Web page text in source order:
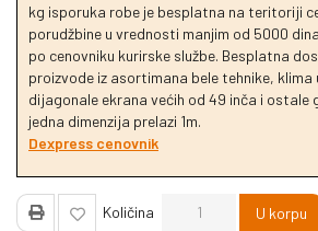
kg isporuka robe je besplatna na teritoriji
porudžbine u vrednosti manjim od 5000
po cenovniku kurirske službe. Besplatna
proizvode iz asortimana bele tehnike,
dijagonale ekrana većih od 49 inča i ostale
jedna dimenzija prelazi 1m.
Dexpress cenovnik
Količina U korpu